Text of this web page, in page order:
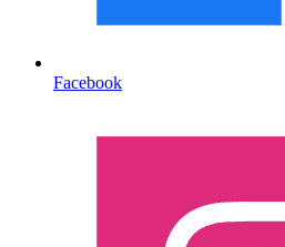
Facebook